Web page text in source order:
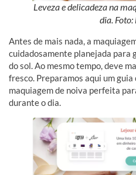
Leveza e delicadeza na
dia. Foto:
Antes de mais nada, a
cuidadosamente planejada para
do sol. Ao mesmo tempo, deve
fresco. Preparamos aqui um guia
maquiagem de noiva perfeita
durante o dia.